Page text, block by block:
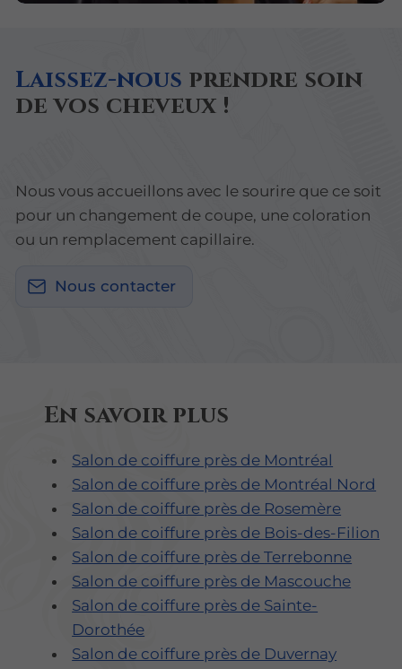
Laissez-nous prendre soin
de vos cheveux !
Nous vous accueillons avec le sourire que ce soit
pour un changement de coupe, une coloration
ou un remplacement capillaire.
Nous contacter
En savoir plus
Salon de coiffure près de Montréal
Salon de coiffure près de Montréal Nord
Salon de coiffure près de Rosemère
Salon de coiffure près de Bois-des-Filion
Salon de coiffure près de Terrebonne
Salon de coiffure près de Mascouche
Salon de coiffure près de Sainte-
Dorothée
Salon de coiffure près de Duvernay